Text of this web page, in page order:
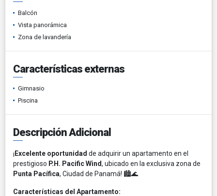
Balcón
Vista panorámica
Zona de lavandería
Características externas
Gimnasio
Piscina
Descripción Adicional
¡ Excelente oportunidad de adquirir un apartamento en el
prestigioso P.H. Pacific Wind, ubicado en la exclusiva zona de
Punta Pacífica, Ciudad de Panamá! 🏙️🌊
Características del Apartamento: